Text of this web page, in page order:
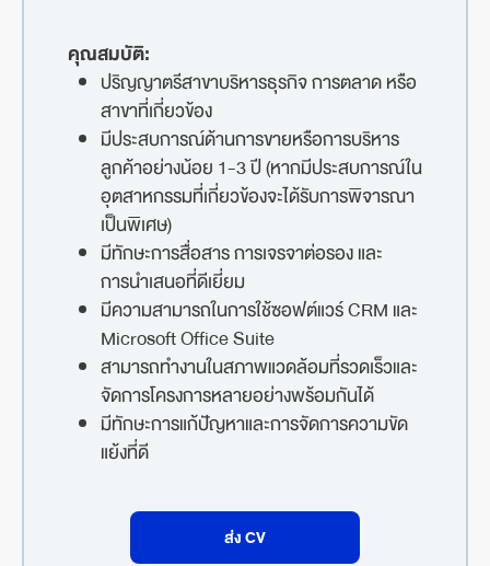
คุณสมบัติ:
ปริญญาตรีสาขาบริหารธุรกิจ การตลาด หรือ
สาขาที่เกี่ยวข้อง
มีประสบการณ์ด้านการขายหรือการบริหาร
ลูกค้าอย่างน้อย 1-3 ปี (หากมีประสบการณ์ใน
อุตสาหกรรมที่เกี่ยวข้องจะได้รับการพิจารณา
เป็นพิเศษ)
มีทักษะการสื่อสาร การเจรจาต่อรอง และ
การนำเสนอที่ดีเยี่ยม
มีความสามารถในการใช้ซอฟต์แวร์ CRM และ
Microsoft Office Suite
สามารถทำงานในสภาพแวดล้อมที่รวดเร็วและ
จัดการโครงการหลายอย่างพร้อมกันได้
มีทักษะการแก้ปัญหาและการจัดการความขัด
แย้งที่ดี
ส่ง CV